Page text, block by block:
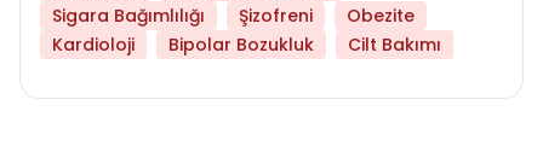
Sigara Bağımlılığı
Şizofreni
Obezite
Kardioloji
Bipolar Bozukluk Cilt Bakımı